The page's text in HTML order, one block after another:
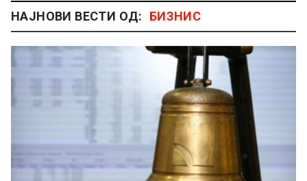
НАЈНОВИ ВЕСТИ ОД: БИЗНИС